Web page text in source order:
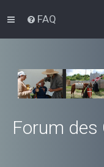
FAQ
Forum des